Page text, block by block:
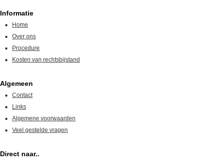
Informatie
Home
Over ons
Procedure
Kosten van rechtsbijstand
Algemeen
Contact
Links
Algemene voorwaarden
Veel gestelde vragen
Direct naar..